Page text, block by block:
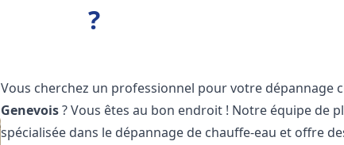
?
Vous cherchez un professionnel pour votre dépannage
Genevois? Vous êtes au bon endroit ! Notre équipe de
spécialisée dans le dépannage de chauffe-eau et offre